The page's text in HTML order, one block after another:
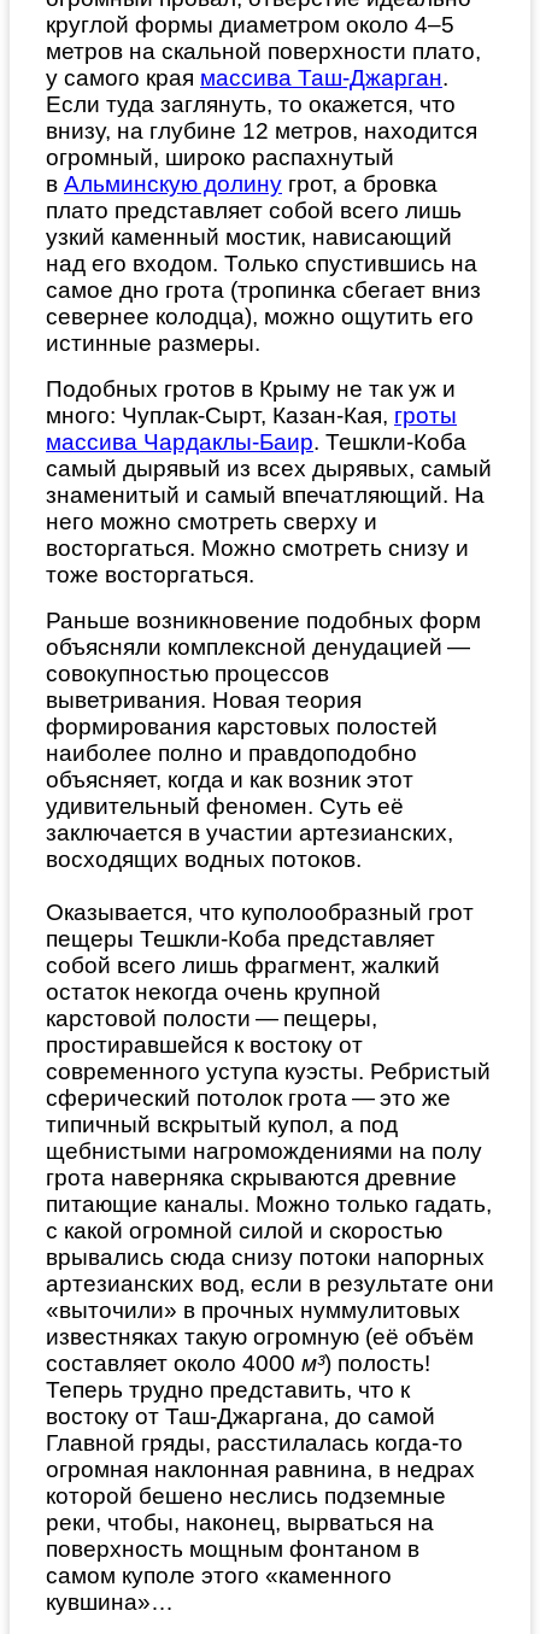
круглой формы диаметром около 4–5
метров на скальной поверхности плато,
у самого края массива Таш-Джарган.
Если туда заглянуть, то окажется, что
внизу, на глубине 12 метров, находится
огромный, широко распахнутый
в Альминскую долину грот, а бровка
плато представляет собой всего лишь
узкий каменный мостик, нависающий
над его входом. Только спустившись на
самое дно грота (тропинка сбегает вниз
севернее колодца), можно ощутить его
истинные размеры.
Подобных гротов в Крыму не так уж и
много: Чуплак-Сырт, Казан-Кая, гроты
массива Чардаклы-Баир. Тешкли-Коба
самый дырявый из всех дырявых, самый
знаменитый и самый впечатляющий. На
него можно смотреть сверху и
восторгаться. Можно смотреть снизу и
тоже восторгаться.
Раньше возникновение подобных форм
объясняли комплексной денудацией —
совокупностью процессов
выветривания. Новая теория
формирования карстовых полостей
наиболее полно и правдоподобно
объясняет, когда и как возник этот
удивительный феномен. Суть её
заключается в участии артезианских,
восходящих водных потоков.
Оказывается, что куполообразный грот
пещеры Тешкли-Коба представляет
собой всего лишь фрагмент, жалкий
остаток некогда очень крупной
карстовой полости — пещеры,
простиравшейся к востоку от
современного уступа куэсты. Ребристый
сферический потолок грота — это же
типичный вскрытый купол, а под
щебнистыми нагромождениями на полу
грота наверняка скрываются древние
питающие каналы. Можно только гадать,
с какой огромной силой и скоростью
врывались сюда снизу потоки напорных
артезианских вод, если в результате они
«выточили» в прочных нуммулитовых
известняках такую огромную (её объём
составляет около 4000 м³) полость!
Теперь трудно представить, что к
востоку от Таш-Джаргана, до самой
Главной гряды, расстилалась когда-то
огромная наклонная равнина, в недрах
которой бешено неслись подземные
реки, чтобы, наконец, вырваться на
поверхность мощным фонтаном в
самом куполе этого «каменного
кувшина»…